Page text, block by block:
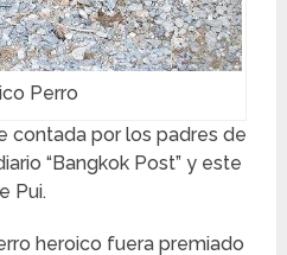
Perro
contada por los padres de
“Bangkok Post” y este
Pui.
heroico fuera premiado